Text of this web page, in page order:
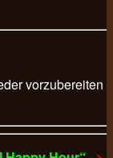
vorzubereiten